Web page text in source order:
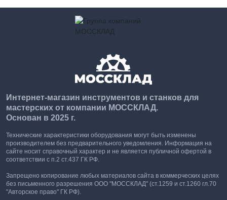
Интернет-магазин инструментов и станков для
мастерских от компании МОССКЛАД.
Основан в 2025 г.
Технические характеристики оборудования могут быть изменены
производителем без предварительного уведомления. Информация на
сайте носит справочный характер и не является публичной офертой в
соответствии с п.2 ст.437 ГК РФ.
Запрещено копирование любых материалов сайта в коммерческих целях
без письменного разрешения ООО "МОССКЛАД" (ст.1259 и ст.1260 гл.70
"Авторское право" ГК РФ).